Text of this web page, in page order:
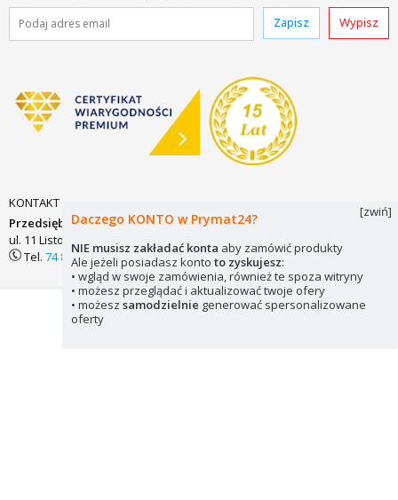
Zapisz
Wypisz
KONTAKT
Przedsiębiorstwo Zaopatrzenia Technicznego PRYMAT Sp.j.
ul. 11 Listopada 7
58-200 DZIERŻONIÓW
biuro@prymat24.pl
Tel. 74 831 18 82lubkom.694 486 552
Mapa strony Pliki cookie
© 2026 Prymat24
Daczego KONTO w Prymat24?
NIE musisz zakładać konta aby zamówić produkty
Ale jeżeli posiadasz konto to zyskujesz:
• wgląd w swoje zamówienia, również te spoza witryny
• możesz przeglądać i aktualizować twoje ofery
• możesz samodzielnie generować spersonalizowane
oferty
[zwiń]